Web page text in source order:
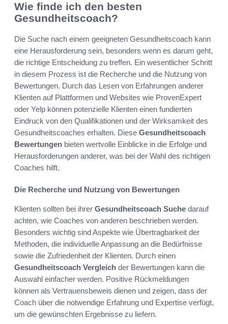
Wie finde ich den besten
Gesundheitscoach?
Die Suche nach einem geeigneten Gesundheitscoach kann
eine Herausforderung sein, besonders wenn es darum geht,
die richtige Entscheidung zu treffen. Ein wesentlicher Schritt
in diesem Prozess ist die Recherche und die Nutzung von
Bewertungen. Durch das Lesen von Erfahrungen anderer
Klienten auf Plattformen und Websites wie ProvenExpert
oder Yelp können potenzielle Klienten einen fundierten
Eindruck von den Qualifikationen und der Wirksamkeit des
Gesundheitscoaches erhalten. Diese Gesundheitscoach
Bewertungen bieten wertvolle Einblicke in die Erfolge und
Herausforderungen anderer, was bei der Wahl des richtigen
Coaches hilft.
Die Recherche und Nutzung von Bewertungen
Klienten sollten bei ihrer Gesundheitscoach Suche darauf
achten, wie Coaches von anderen beschrieben werden.
Besonders wichtig sind Aspekte wie Übertragbarkeit der
Methoden, die individuelle Anpassung an die Bedürfnisse
sowie die Zufriedenheit der Klienten. Durch einen
Gesundheitscoach Vergleich der Bewertungen kann die
Auswahl einfacher werden. Positive Rückmeldungen
können als Vertrauensbeweis dienen und zeigen, dass der
Coach über die notwendige Erfahrung und Expertise verfügt,
um die gewünschten Ergebnisse zu liefern.